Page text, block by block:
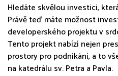
Hledáte skvělou investici,
Právě teď máte možnost
developerského projektu v
Tento projekt nabízí nejen
prostory pro podnikání, a to
na katedrálu sv. Petra a Pavla.